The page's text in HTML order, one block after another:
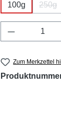
100g 250g
Produkt
Zum Merkzettel